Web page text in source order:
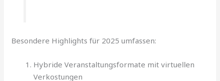
Besondere Highlights für 2025 umfassen:
Hybride Veranstaltungsformate mit virtuellen
Verkostungen